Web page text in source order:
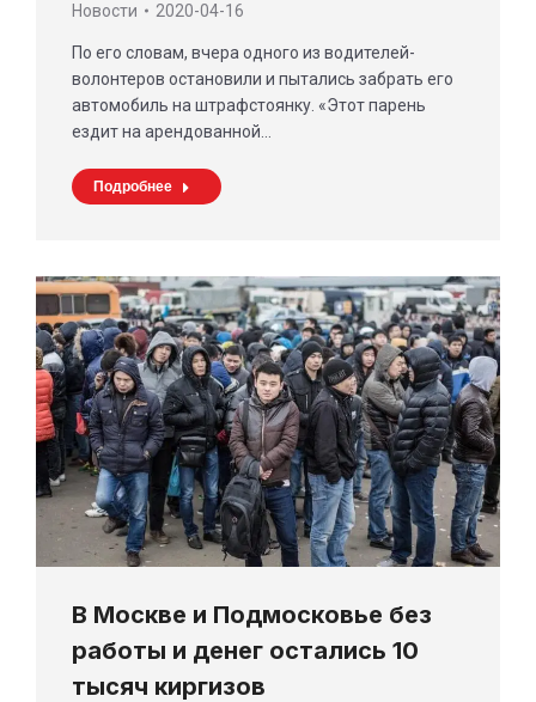
Новости 2020-04-16
По его словам, вчера одного из водителей-
волонтеров остановили и пытались забрать его
автомобиль на штрафстоянку. «Этот парень
ездит на арендованной…
Подробнее
В Москве и Подмосковье без
работы и денег остались 10
тысяч киргизов